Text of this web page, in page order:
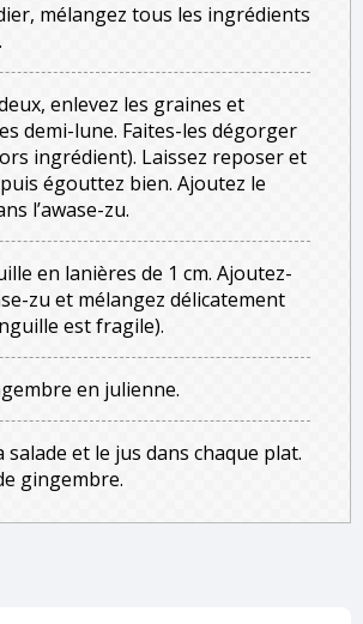
mélangez tous les ingrédients
enlevez les graines et
demi-lune. Faites-les dégorger
ingrédient). Laissez reposer et
puis égouttez bien. Ajoutez le
l’awase-zu.
en lanières de 1 cm. Ajoutez-
zu et mélangez délicatement
est fragile).
en julienne.
salade et le jus dans chaque plat.
gingembre.